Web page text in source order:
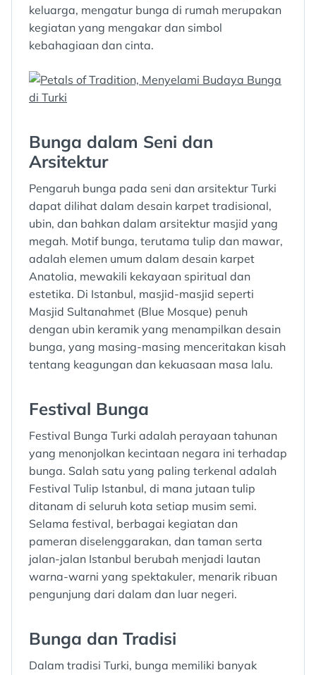
keluarga, mengatur bunga di rumah merupakan
kegiatan yang mengakar dan simbol
kebahagiaan dan cinta.
Bunga dalam Seni dan
Arsitektur
Pengaruh bunga pada seni dan arsitektur Turki
dapat dilihat dalam desain karpet tradisional,
ubin, dan bahkan dalam arsitektur masjid yang
megah. Motif bunga, terutama tulip dan mawar,
adalah elemen umum dalam desain karpet
Anatolia, mewakili kekayaan spiritual dan
estetika. Di Istanbul, masjid-masjid seperti
Masjid Sultanahmet (Blue Mosque) penuh
dengan ubin keramik yang menampilkan desain
bunga, yang masing-masing menceritakan kisah
tentang keagungan dan kekuasaan masa lalu.
Festival Bunga
Festival Bunga Turki adalah perayaan tahunan
yang menonjolkan kecintaan negara ini terhadap
bunga. Salah satu yang paling terkenal adalah
Festival Tulip Istanbul, di mana jutaan tulip
ditanam di seluruh kota setiap musim semi.
Selama festival, berbagai kegiatan dan
pameran diselenggarakan, dan taman serta
jalan-jalan Istanbul berubah menjadi lautan
warna-warni yang spektakuler, menarik ribuan
pengunjung dari dalam dan luar negeri.
Bunga dan Tradisi
Dalam tradisi Turki, bunga memiliki banyak